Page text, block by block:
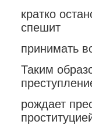
кратко
спешит
принимать
Таким
рождает